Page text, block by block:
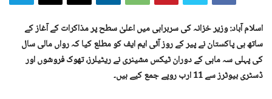
اسلام آباد: وزیر خزانہ کی سربراہی میں اعلیٰ سطح پر مذاکرات کے آغاز کے
ساتھ ہی پاکستان نے پیر کے روز آئی ایم ایف کو مطلع کیا کہ رواں مالی سال
کی پہلی سہ ماہی کے دوران ٹیکس مشینری نے ریٹیلرز، تھوک فروشوں اور
ڈسٹری بیوٹرز سے 11 ارب روپے جمع کیے ہیں۔